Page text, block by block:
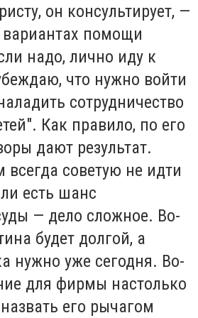
он консультирует, —
вариантах помощи
надо, лично иду к
что нужно войти
сотрудничество
Как правило, по его
дают результат.
советую не идти
есть шанс
— дело сложное. Во-
будет долгой, а
нужно уже сегодня. Во-
для фирмы настолько
его рычагом